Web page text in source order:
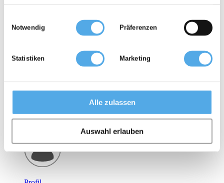
Analysen weiter. Unsere Partner führen diese Informationen
möglicherweise mit weiteren Daten zusammen, die Sie ihnen
bereitgestellt haben oder die sie im Rahmen Ihrer Nutzung der
Notwendig Präferenzen
Statistiken Marketing
Alle zulassen
Auswahl erlauben
Location
Accessoires